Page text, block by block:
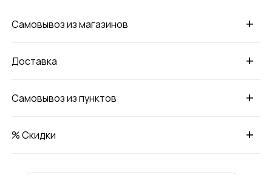
+
Самовывоз из магазинов
+
Доставка
+
Самовывоз из пунктов
+
% Скидки